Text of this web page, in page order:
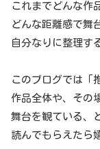
これまでどんな作
どんな距離感で舞
自分なりに整理す
このブログでは「
作品全体や、その
舞台を観ている、
読んでもらえたら